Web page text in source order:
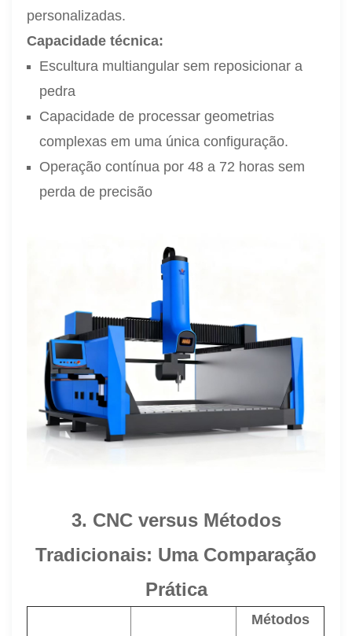
personalizadas.
Capacidade técnica:
Escultura multiangular sem reposicionar a
pedra
Capacidade de processar geometrias
complexas em uma única configuração.
Operação contínua por 48 a 72 horas sem
perda de precisão
3. CNC versus Métodos
Tradicionais: Uma Comparação
Prática
Métodos